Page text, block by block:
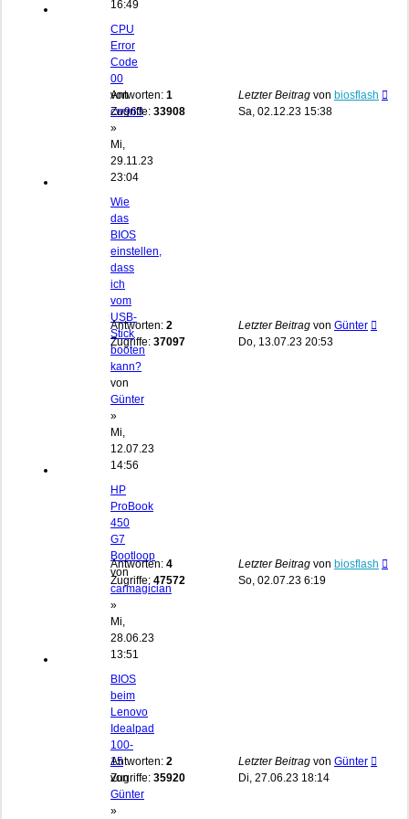
16:49
CPU
Error
Code
00
von
cw963
»
Mi,
29.11.23
23:04
Antworten: 1
Zugriffe: 33908
Letzter Beitrag von biosflash
Sa, 02.12.23 15:38
Wie
das
BIOS
einstellen,
dass
ich
vom
USB-
Stick
booten
kann?
von
Günter
»
Mi,
12.07.23
14:56
Antworten: 2
Zugriffe: 37097
Letzter Beitrag von Günter
Do, 13.07.23 20:53
HP
ProBook
450
G7
Bootloop
von
carmagician
»
Mi,
28.06.23
13:51
Antworten: 4
Zugriffe: 47572
Letzter Beitrag von biosflash
So, 02.07.23 6:19
BIOS
beim
Lenovo
Idealpad
100-
15
von
Günter
»
Antworten: 2
Zugriffe: 35920
Letzter Beitrag von Günter
Di, 27.06.23 18:14